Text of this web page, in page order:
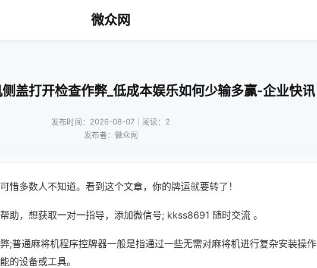
微众网
盖打开检查作弊_低成本娱乐如何少输多赢-企业快讯
发布时间：2026-08-07｜阅读：2
发布者：微众网
惜多数人不知道。看到这个文章，你的牌运就要转了！
助，想获取一对一指导，添加微信号; kkss8691 随时交流 。
;普通麻将机程序控牌器一般是指通过一些无需对麻将机进行复杂安装操作
的设备或工具。